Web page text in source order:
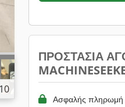
10
ΠΡΟΣΤΑΣΊΑ
Ασφαλής πληρωμή